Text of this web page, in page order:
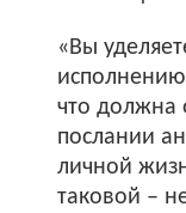
«Вы
исполнению
что должна
послании
личной
таковой –